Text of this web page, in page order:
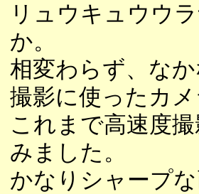
リュウキュウウ
か。
相変わらず、な
撮影に使ったカ
これまで高速度
みました。
かなりシャープな